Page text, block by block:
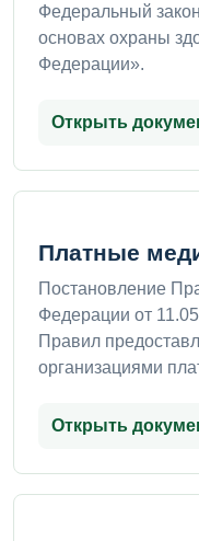
Федеральный
основах охраны
Федерации».
Открыть
Платные
Постановление
Федерации от
Правил
организациями
Открыть